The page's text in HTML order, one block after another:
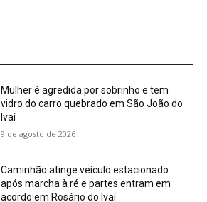
Mulher é agredida por sobrinho e tem
vidro do carro quebrado em São João do
Ivaí
9 de agosto de 2026
Caminhão atinge veículo estacionado
após marcha à ré e partes entram em
acordo em Rosário do Ivaí